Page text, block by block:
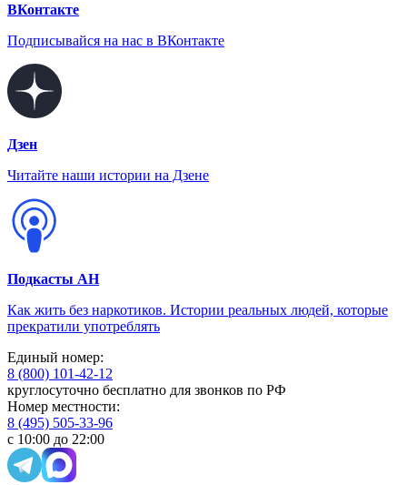
ВКонтакте
Подписывайся на нас в ВКонтакте
Дзен
Читайте наши истории на Дзене
Подкасты АН
Как жить без наркотиков. Истории реальных людей, которые
прекратили употреблять
Единый номер:
8 (800) 101-42-12
круглосуточно бесплатно для звонков по РФ
Номер местности:
8 (495) 505-33-96
с 10:00 до 22:00